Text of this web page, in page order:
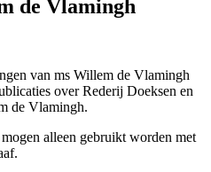
de Vlamingh
van ms Willem de Vlamingh
over Rederij Doeksen en
de Vlamingh.
alleen gebruikt worden met